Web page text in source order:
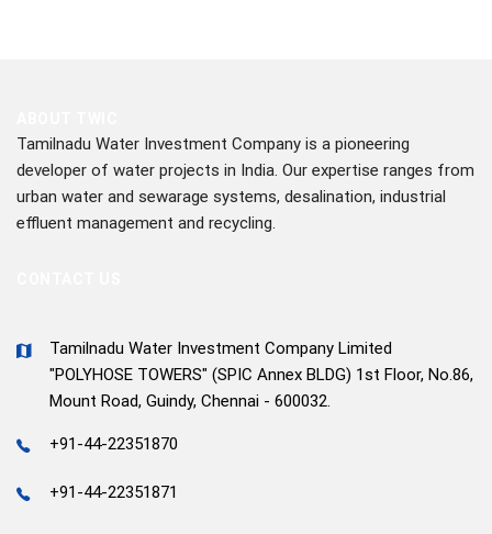
Tamilnadu Water Investment Company is a pioneering
developer of water projects in India. Our expertise ranges from
urban water and sewarage systems, desalination, industrial
effluent management and recycling.
Tamilnadu Water Investment Company Limited
"POLYHOSE TOWERS" (SPIC Annex BLDG) 1st Floor, No.86,
Mount Road, Guindy, Chennai - 600032.
+91-44-22351870
+91-44-22351871